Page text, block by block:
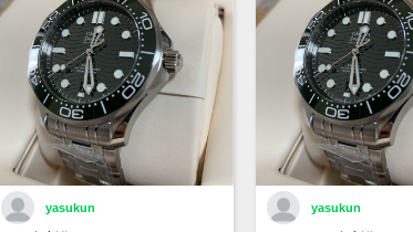
yasukun yasukun